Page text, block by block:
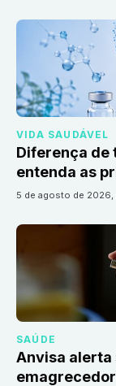
VIDA SAUDÁVEL
Diferença de
entenda as
5 de agosto de 2026
SAÚDE
Anvisa alerta